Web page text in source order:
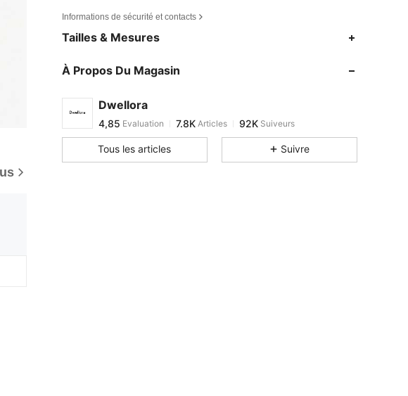
Informations de sécurité et contacts
Tailles & Mesures
À Propos Du Magasin
Dwellora
4,85
4,85
7.8K
m***8est en train de naviguer
4,85 7.8K
92K
Tous les articles Suivre